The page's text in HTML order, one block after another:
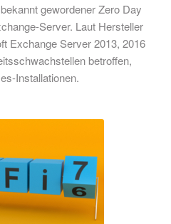
gewordener Zero Day
Server. Laut Hersteller
Exchange Server 2013, 2016
betroffen,
Installationen.